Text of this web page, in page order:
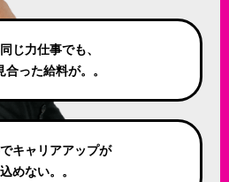
じ力仕事でも、
合った給料が。。
キャリアアップが
めない。。